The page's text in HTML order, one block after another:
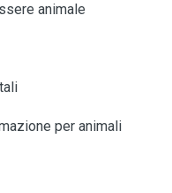
animale
per animali